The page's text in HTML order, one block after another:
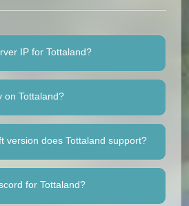
IP for Tottaland?
on Tottaland?
version does Tottaland support?
for Tottaland?